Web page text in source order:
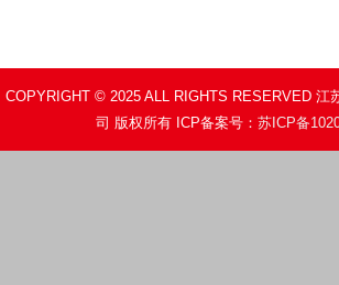
COPYRIGHT © 2025 ALL RIGHTS RESERVED 江
司 版权所有 ICP备案号： 苏ICP备